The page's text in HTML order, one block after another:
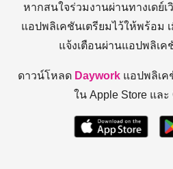
หากสนใจร่วมงานผ่านทางเดย์
แอปพลิเคชันเตรียมไว้ให้พร้อม
แจ้งเตือนผ่านแอปพลิเ
ดาวน์โหลด Daywork แอปพลิเค
ใน Apple Store และ